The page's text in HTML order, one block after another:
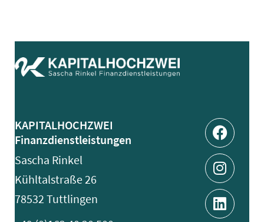
KAPITALHOCHZWEI
Finanzdienstleistungen
Sascha Rinkel
Kühltalstraße 26
78532 Tuttlingen
Xing